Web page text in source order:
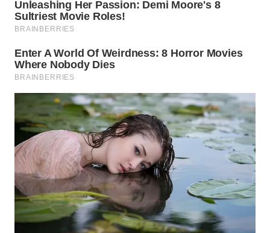
WN
TIMUR
SEMARANG
WN
SOLO
WN
BOROBUDUR
WN